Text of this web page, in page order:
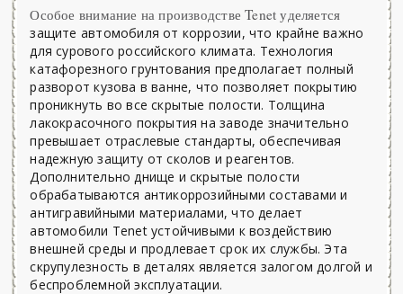
Особое внимание на производстве Tenet уделяется
защите автомобиля от коррозии, что крайне важно
для сурового российского климата. Технология
катафорезного грунтования предполагает полный
разворот кузова в ванне, что позволяет покрытию
проникнуть во все скрытые полости. Толщина
лакокрасочного покрытия на заводе значительно
превышает отраслевые стандарты, обеспечивая
надежную защиту от сколов и реагентов.
Дополнительно днище и скрытые полости
обрабатываются антикоррозийными составами и
антигравийными материалами, что делает
автомобили Tenet устойчивыми к воздействию
внешней среды и продлевает срок их службы. Эта
скрупулезность в деталях является залогом долгой и
беспроблемной эксплуатации.